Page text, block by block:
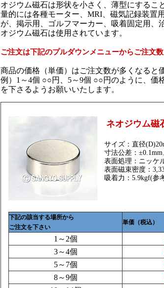
オジウム磁石は形状を小さく、薄型にするこ
量的には各種モーター、MRI、磁気記録装置
が、掲示用、ゴルフマーカー、吸着固定用、
オジウム磁石は使用されています。
ご注文は下記のプルダウンメニューからご注文
商品の価格（単価）はご注文数が多くなると
例）1～4個 ○○円、5～9個 ○○円のように、価
を下さるようお願いいたします。
ネオジウム磁
サイズ：直径
寸法公差：±0.1mm
表面処理：ニッケ
表面磁束密度：
吸着力：5.9kgf(参
下記の該当する場所から
ご注文を下さい
単価（税込）
1～2個
3～4個
5～7個
8～9個